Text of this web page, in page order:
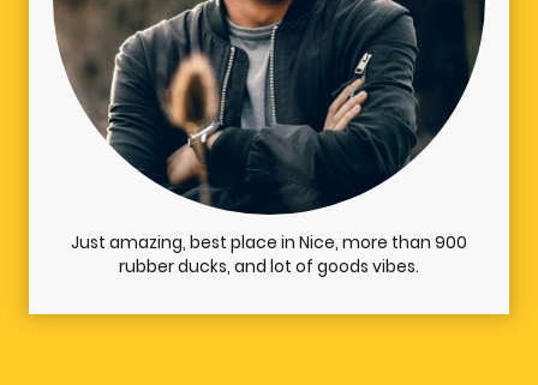
Just amazing, best place in Nice, more than 900
rubber ducks, and lot of goods vibes.